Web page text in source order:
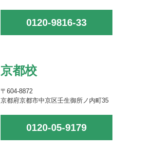
0120-9816-33
京都校
〒604-8872
京都府京都市中京区壬生御所ノ内町35
0120-05-9179